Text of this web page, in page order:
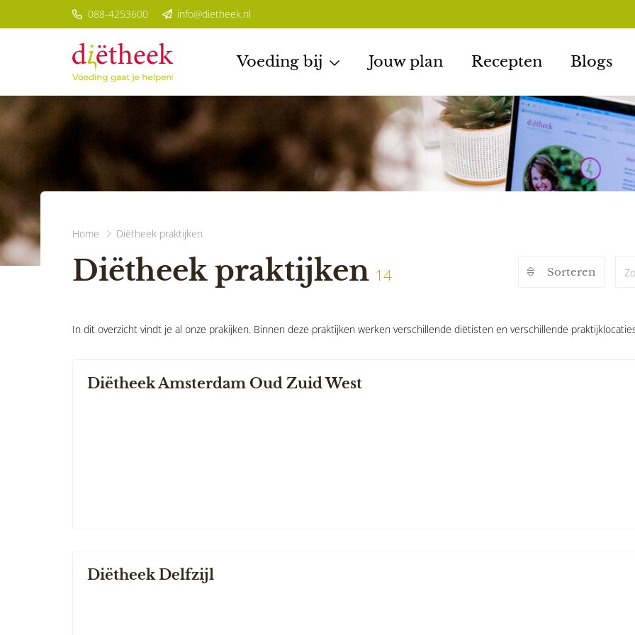
Home Diëtheek praktijken
Diëtheek praktijken 14 Sorteren
In dit overzicht vindt je al onze prakijken. Binnen deze praktijken werken verschillende diëtisten en verschillende
Diëtheek Amsterdam Oud Zuid West
Diëtheek Delfzijl
088-4253600 info@dietheek.nl
Voeding bij Jouw plan Recepten Blogs